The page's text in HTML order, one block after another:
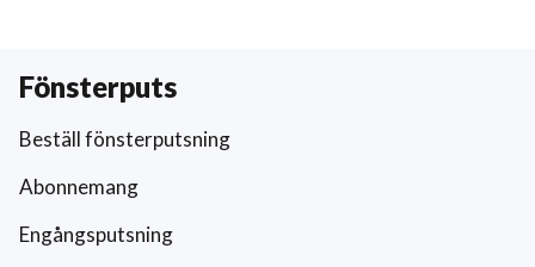
Fönsterputs
Beställ fönsterputsning
Abonnemang
Engångsputsning